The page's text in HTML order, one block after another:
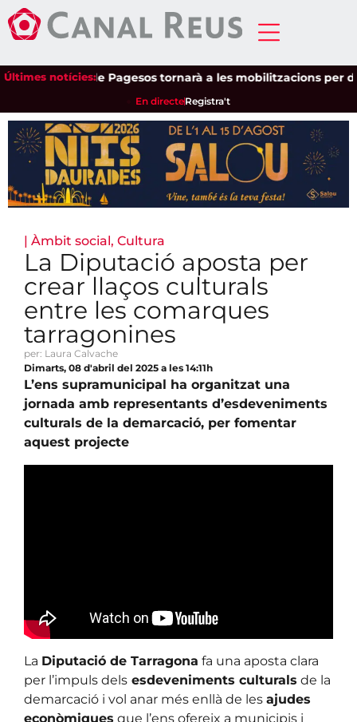
Últimes notícies:
Unió de Pagesos tornarà a les mobilitzacions per
En directeRegistra't
| Àmbit social, Cultura
La Diputació aposta per
crear llaços culturals
entre les comarques
tarragonines
per: Laura Calvache
Dimarts, 08 d'abril del 2025 a les 14:11h
L’ens supramunicipal ha organitzat una
jornada amb representants d’esdeveniments
culturals de la demarcació, per fomentar
aquest projecte
La Diputació de Tarragona fa una aposta clara
per l’impuls dels esdeveniments culturals de la
demarcació i vol anar més enllà de les ajudes
econòmiques que l’ens ofereix a municipis i